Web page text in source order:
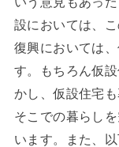
設においては、
復興においては
す。もちろん仮
かし、仮設住宅
そこでの暮らし
います。また、